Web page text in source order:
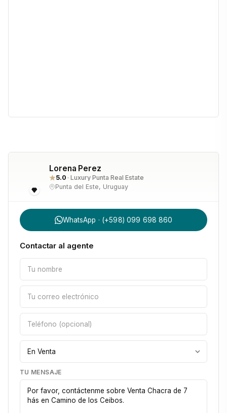
Lorena Perez
5.0 · Luxury Punta Real Estate
Punta del Este, Uruguay
WhatsApp · (+598) 099 698 860
Contactar al agente
TU MENSAJE